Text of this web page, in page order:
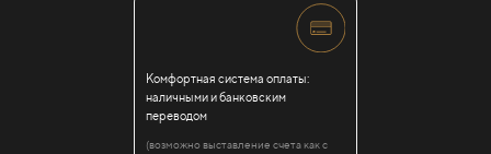
Комфортная система оплаты:
наличными и банковским
переводом
(возможно выставление счета как с